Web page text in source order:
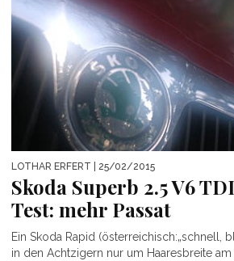
LOTHAR ERFERT | 25/02/2015
Skoda Superb 2.5 V6
Test: mehr Passat
Ein Skoda Rapid (österreichisch:„schnell,
in den Achtzigern nur um Haaresbreite am